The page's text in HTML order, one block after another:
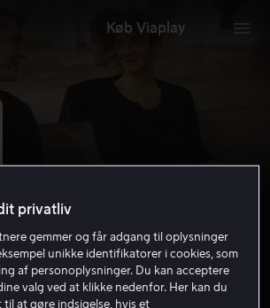
Køb Viaplay
privatliv
gemmer og får adgang til oplysninger
unikke identifikatorer i cookies, som
af personoplysninger. Du kan acceptere
valg ved at klikke nedenfor. Her kan du
at gøre indsigelse, hvis et